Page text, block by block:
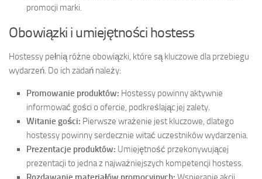
promocji marki.
Obowiązki i umiejętności hostess
Hostessy pełnią różne obowiązki, które są kluczowe dla przebiegu
wydarzeń. Do ich zadań należy:
Promowanie produktów: Hostessy powinny aktywnie
informować gości o ofercie, podkreślając jej zalety.
Witanie gości: Pierwsze wrażenie jest kluczowe, dlatego
hostessy powinny serdecznie witać uczestników wydarzenia.
Prezentacje produktów: Umiejętność przekonywującej
prezentacji to jedna z najważniejszych kompetencji hostess.